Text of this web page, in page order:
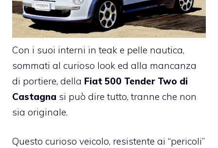
Con i suoi interni in teak e pelle nautica,
sommati al curioso look ed alla mancanza
di portiere, della Fiat 500 Tender Two di
Castagna si può dire tutto, tranne che non
sia originale.
Questo curioso veicolo, resistente ai “pericoli”